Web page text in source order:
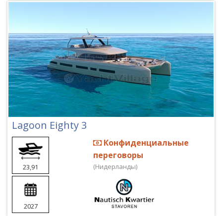
Lagoon Eighty 3
23,91
2027
Конфиденциальные
переговоры
(Нидерланды)